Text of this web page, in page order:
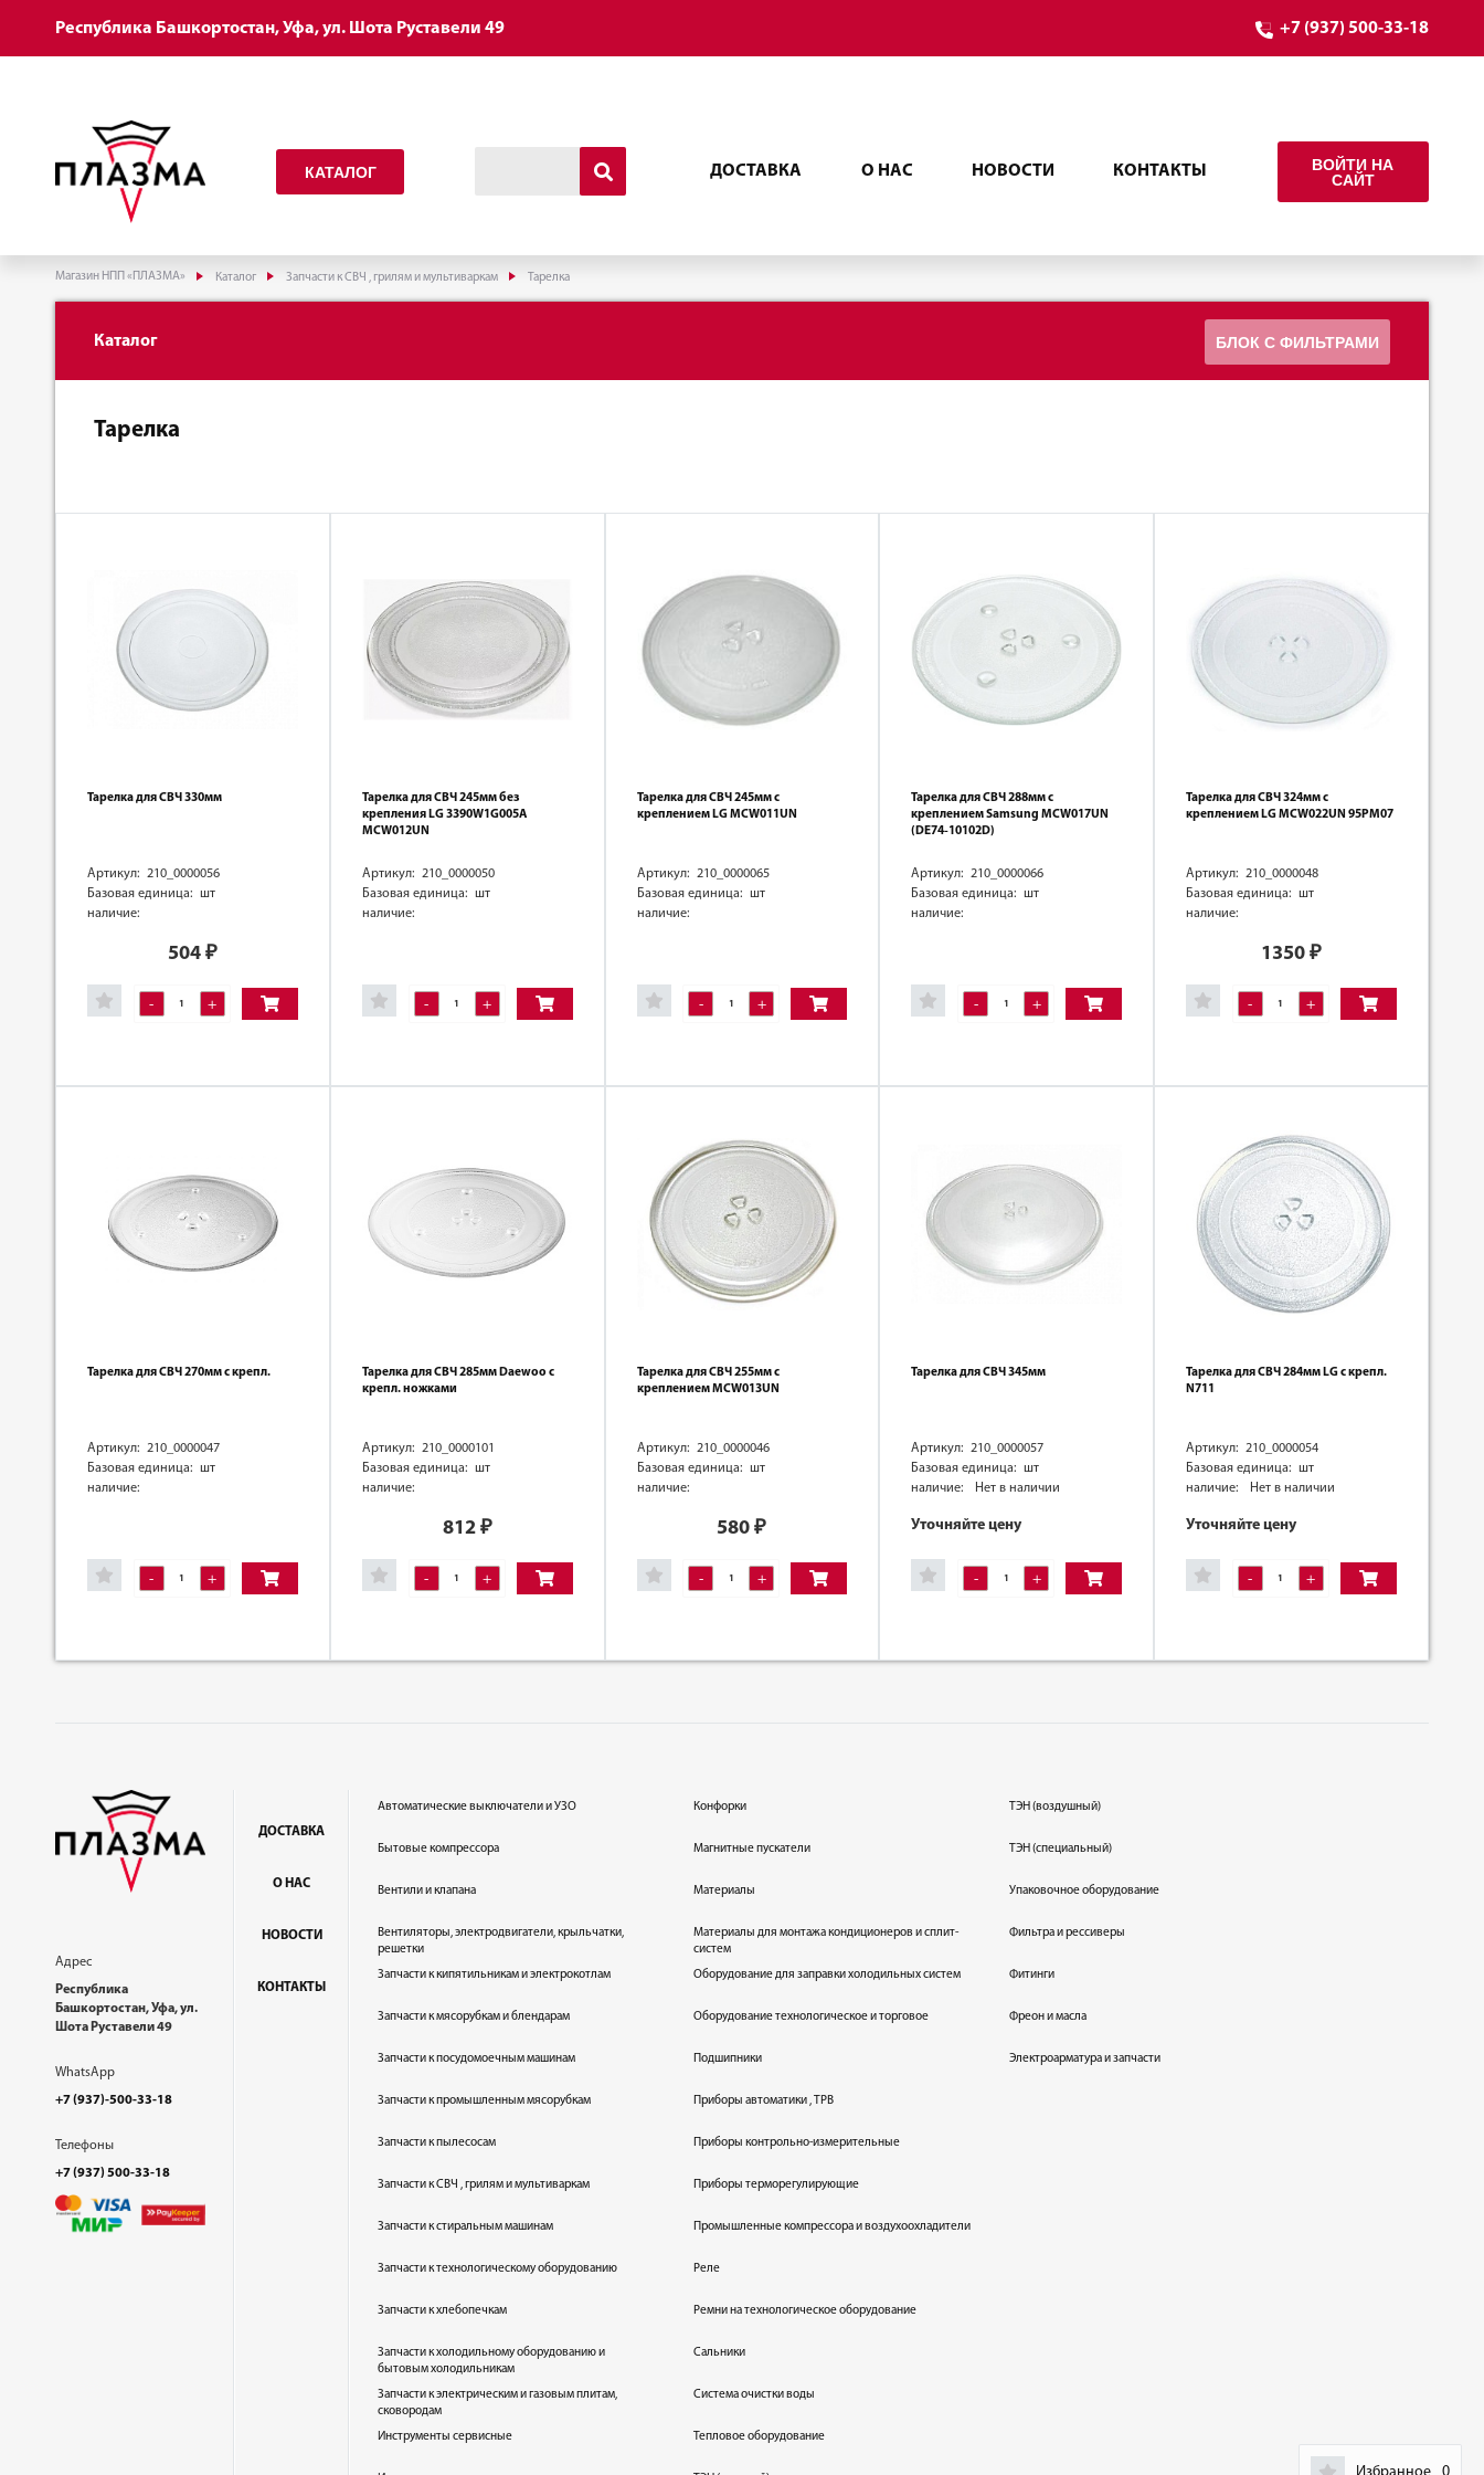
Республика Башкортостан, Уфа, ул. Шота Руставели 49 +7 (937) 500-33-18
КАТАЛОГ ДОСТАВКА О НАС НОВОСТИ КОНТАКТЫ
ВОЙТИ НА
САЙТ
Магазин НПП «ПЛАЗМА» Каталог Запчасти к СВЧ , грилям и мультиваркам Тарелка
Каталог БЛОК С ФИЛЬТРАМИ
Тарелка
Тарелка для СВЧ 330мм
Артикул: 210_0000056
Базовая единица: шт
наличие:
504₽
- +
Тарелка для СВЧ 245мм без
крепления LG 3390W1G005A
MCW012UN
Артикул: 210_0000050
Базовая единица: шт
наличие:
- +
Тарелка для СВЧ 245мм с
креплением LG MCW011UN
Артикул: 210_0000065
Базовая единица: шт
наличие:
- +
Тарелка для СВЧ 288мм с
креплением Samsung MCW017UN
(DE74-10102D)
Артикул: 210_0000066
Базовая единица: шт
наличие:
- +
Тарелка для СВЧ 324мм с
креплением LG MCW022UN 95PM07
Артикул: 210_0000048
Базовая единица: шт
наличие:
1350 ₽
- +
Тарелка для СВЧ 270мм с крепл.
Артикул: 210_0000047
Базовая единица: шт
наличие:
- +
Тарелка для СВЧ 285мм Daewoo с
крепл. ножками
Артикул: 210_0000101
Базовая единица: шт
наличие:
812₽
- +
Тарелка для СВЧ 255мм с
креплением MCW013UN
Артикул: 210_0000046
Базовая единица: шт
наличие:
580 ₽
- +
Тарелка для СВЧ 345мм
Артикул: 210_0000057
Базовая единица: шт
наличие:
Нет в наличии
Уточняйте цену
- +
Тарелка для СВЧ 284мм LG с крепл.
N711
Артикул: 210_0000054
Базовая единица: шт
наличие:
Нет в наличии
Уточняйте цену
- +
Адрес
Республика
Башкортостан, Уфа, ул.
Шота Руставели 49
WhatsApp
+7 (937)-500-33-18
Телефоны
+7 (937) 500-33-18
ДОСТАВКА
О НАС
НОВОСТИ
КОНТАКТЫ
Автоматические выключатели и УЗО
Бытовые компрессора
Вентили и клапана
Вентиляторы, электродвигатели, крыльчатки,
решетки
Запчасти к кипятильникам и электрокотлам
Запчасти к мясорубкам и блендарам
Запчасти к посудомоечным машинам
Запчасти к промышленным мясорубкам
Запчасти к пылесосам
Запчасти к СВЧ , грилям и мультиваркам
Запчасти к стиральным машинам
Запчасти к технологическому оборудованию
Запчасти к хлебопечкам
Запчасти к холодильному оборудованию и
бытовым холодильникам
Запчасти к электрическим и газовым плитам,
сковородам
Инструменты сервисные
Конфорки
Магнитные пускатели
Материалы
Материалы для монтажа кондиционеров и сплит-
систем
Оборудование для заправки холодильных систем
Оборудование технологическое и торговое
Подшипники
Приборы автоматики , ТРВ
Приборы контрольно-измерительные
Приборы терморегулирующие
Промышленные компрессора и воздухоохладители
Реле
Ремни на технологическое оборудование
Сальники
Система очистки воды
Тепловое оборудование
ТЭН (воздушный)
ТЭН (специальный)
Упаковочное оборудование
Фильтра и рессиверы
Фитинги
Фреон и масла
Электроарматура и запчасти